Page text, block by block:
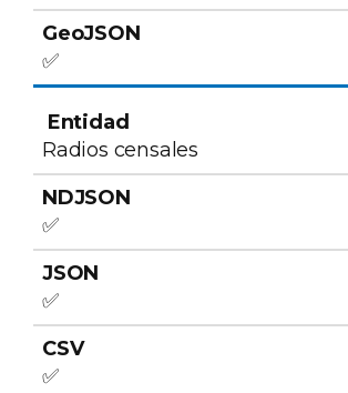
✅
Radios censales
✅
✅
✅